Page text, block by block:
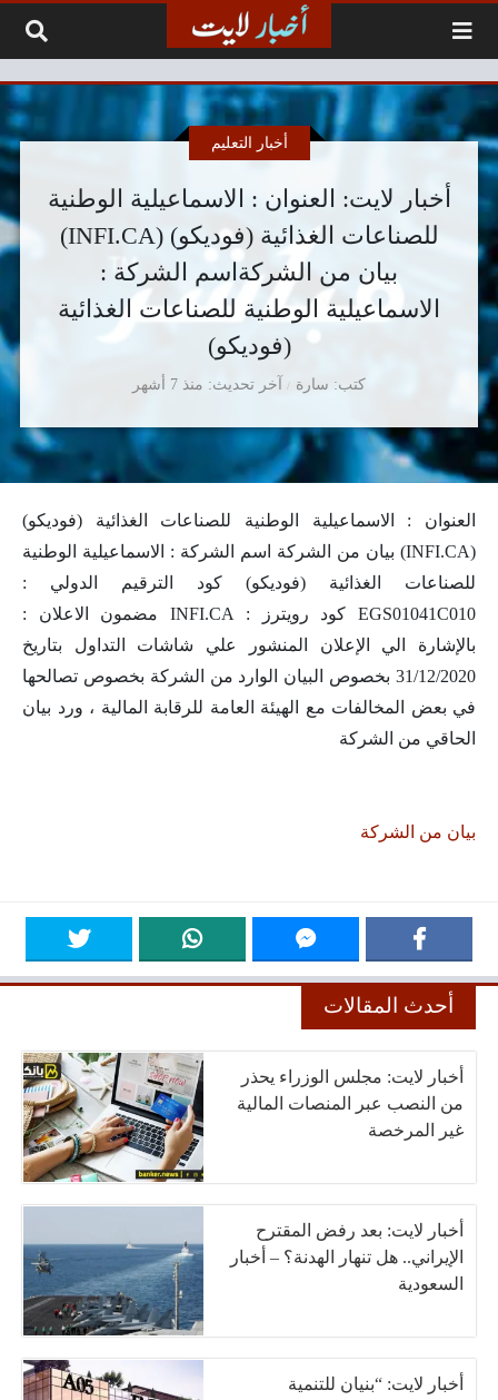
أخبار لايت: العنوان : الاسماعيلية الوطنية
للصناعات الغذائية (فوديكو) (INFI.CA)
بيان من الشركةاسم الشركة :
الاسماعيلية الوطنية للصناعات الغذائية
(فوديكو)
كتب سارة
أخبار التعليم
آخر تحديث منذ 7 أشهر
العنوان : الاسماعيلية الوطنية للصناعات الغذائية (فوديكو)
(INFI.CA) بيان من الشركة اسم الشركة : الاسماعيلية الوطنية
للصناعات الغذائية (فوديكو) كود الترقيم الدولي :
EGS01041C010 كود رويترز : INFI.CA مضمون الاعلان :
بالإشارة الي الإعلان المنشور علي شاشات التداول بتاريخ
31/12/2020 بخصوص البيان الوارد من الشركة بخصوص تصالحها
في بعض المخالفات مع الهيئة العامة للرقابة المالية ، ورد بيان
الحاقي من الشركة
بيان من الشركة
أحدث المقالات
أخبار لايت: مجلس الوزراء يحذر
من النصب عبر المنصات المالية
غير المرخصة
أخبار لايت: بعد رفض المقترح
الإيراني.. هل تنهار الهدنة؟ – أخبار
السعودية
أخبار لايت: “بنيان للتنمية